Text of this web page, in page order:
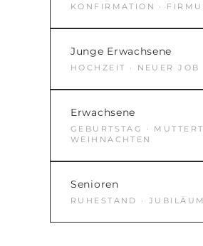
KONFIRMATION ·
Junge Erwachsene
HOCHZEIT · NEUER JOB
Erwachsene
GEBURTSTAG ·
WEIHNACHTEN
Senioren
RUHESTAND ·